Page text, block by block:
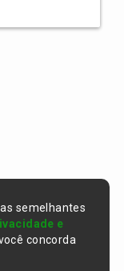
semelhantes
e
concorda